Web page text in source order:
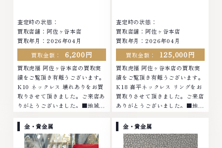
中無休
査定時の状態：
買取店舗：阿佐ヶ谷本店
買取年月：2026年04月
買取金額：
6,200円
買取虎福 阿佐ヶ谷本店の買取実
績をご覧頂き有難うございます。
K10 ネックレス 壊れありをお買
取りさせて頂きました。ご来店あ
りがとうございました。■地域買
モンド ブランド品 ブランド衣類
お酒買取りのことなら、お任せく
ださいなかでも金・プラチナ等の
査定時の状態：
買取店舗：阿佐ヶ谷本店
買取年月：2026年04月
買取金額：
125,000円
買取虎福 阿佐ヶ谷本店の買取実
績をご覧頂き有難うございます。
K18 喜平ネックレス リングをお
買取りさせて頂きました。ご来店
ありがとうございました。■地域
ヤモンド ブランド品 ブランド衣
類 お酒買取りのことなら、お任
せくださいなかでも金・プラチナ
金・貴金属 金・貴金属